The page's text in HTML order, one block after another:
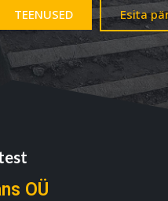
TEENUSED Esita
OÜ